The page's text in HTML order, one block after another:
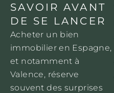
SAVOIR AVANT
DE SE LANCER
Acheter un bien
immobilier en Espagne,
et notamment à
Valence, réserve
souvent des surprises